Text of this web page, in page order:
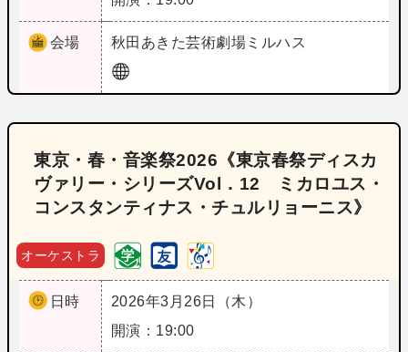
会場 秋田 あきた芸術劇場ミルハス
東京・春・音楽祭2026《東京春祭ディスカ
ヴァリー・シリーズVol．12 ミカロユス・
コンスタンティナス・チュルリョーニス》
オーケストラ
日時
2026年3月26日（木）
開演：19:00